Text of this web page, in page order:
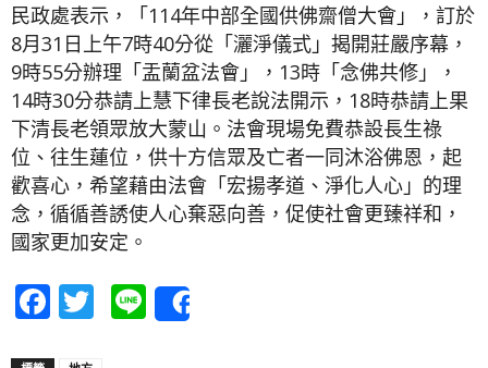
民政處表示，「114年中部全國供佛齋僧大會」，訂於
8月31日上午7時40分從「灑淨儀式」揭開莊嚴序幕，
9時55分辦理「盂蘭盆法會」，13時「念佛共修」，
14時30分恭請上慧下律長老說法開示，18時恭請上果
下清長老領眾放大蒙山。法會現場免費恭設長生祿
位、往生蓮位，供十方信眾及亡者一同沐浴佛恩，起
歡喜心，希望藉由法會「宏揚孝道、淨化人心」的理
念，循循善誘使人心棄惡向善，促使社會更臻祥和，
國家更加安定。
Facebook
Twitter
Line